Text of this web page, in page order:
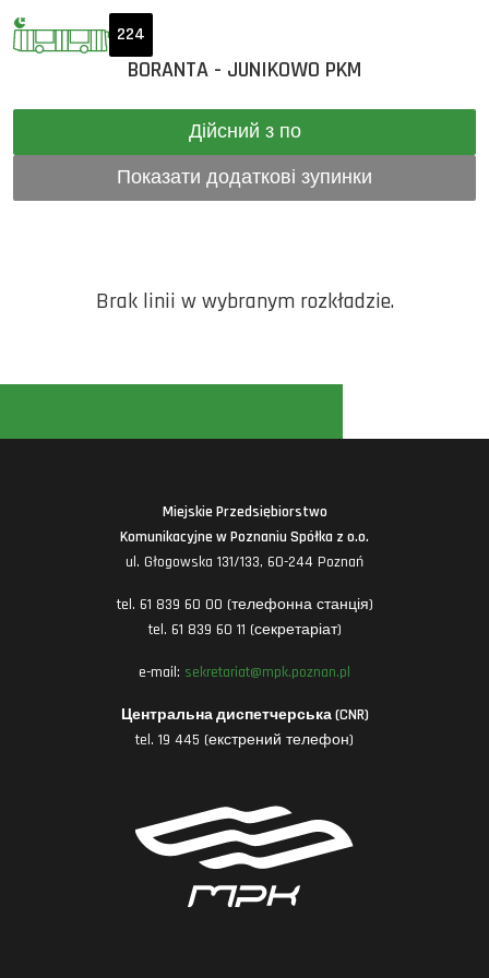
224
BORANTA - JUNIKOWO PKM
Дійсний з по
Показати додаткові зупинки
Brak linii w wybranym rozkładzie.
Miejskie Przedsiębiorstwo
Komunikacyjne w Poznaniu Spółka z o.o.
ul. Głogowska 131/133, 60-244 Poznań
tel. 61 839 60 00 (телефонна станція)
tel. 61 839 60 11 (секретаріат)
e-mail: sekretariat@mpk.poznan.pl
Центральна диспетчерська (CNR)
tel. 19 445 (екстрений телефон)